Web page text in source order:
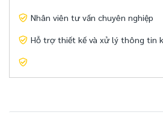
Nhân viên tư vấn chuyên nghiệp
Hỗ trợ thiết kế và xử lý thông tin